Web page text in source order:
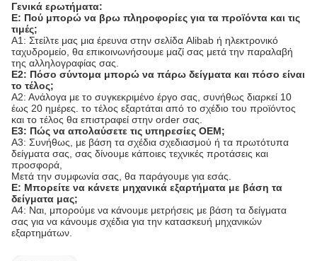
Γενικά ερωτήματα:
Ε: Πού μπορώ να βρω πληροφορίες για τα προϊόντα και τις
τιμές;
Α1: Στείλτε μας μια έρευνα στην σελίδα Alibab ή ηλεκτρονικό
ταχυδρομείο, θα επικοινωνήσουμε μαζί σας μετά την παραλαβή
της αλληλογραφίας σας.
Ε2: Πόσο σύντομα μπορώ να πάρω δείγματα και πόσο είναι
το τέλος;
Α2: Ανάλογα με το συγκεκριμένο έργο σας, συνήθως διαρκεί 10
έως 20 ημέρες. το τέλος εξαρτάται από το σχέδιο του προϊόντος
και το τέλος θα επιστραφεί στην order σας.
Ε3: Πώς να απολαύσετε τις υπηρεσίες OEM;
A3: Συνήθως, με βάση τα σχέδια σχεδιασμού ή τα πρωτότυπα
δείγματα σας, σας δίνουμε κάποιες τεχνικές προτάσεις και
προσφορά,
Μετά την συμφωνία σας, θα παράγουμε για εσάς.
Ε: Μπορείτε να κάνετε μηχανικά εξαρτήματα με βάση τα
δείγματα μας;
Α4: Ναι, μπορούμε να κάνουμε μετρήσεις με βάση τα δείγματα
σας για να κάνουμε σχέδια για την κατασκευή μηχανικών
εξαρτημάτων.